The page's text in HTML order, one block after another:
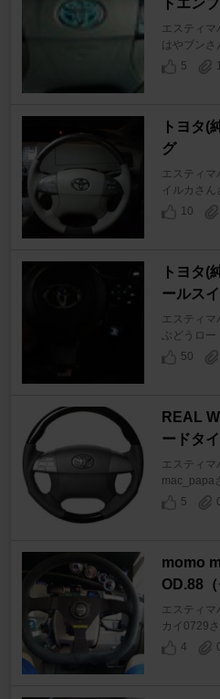
トエン
エスティマ
はやブンさ
5
トヨタ(
グ
エスティマ
イルカさん
10
トヨタ(
ールス
エスティマ
ぶどうロー
50
REAL
ードタ
エスティマ
mac_papa
5
momo
OD.88
エスティマ
カイ0729
4